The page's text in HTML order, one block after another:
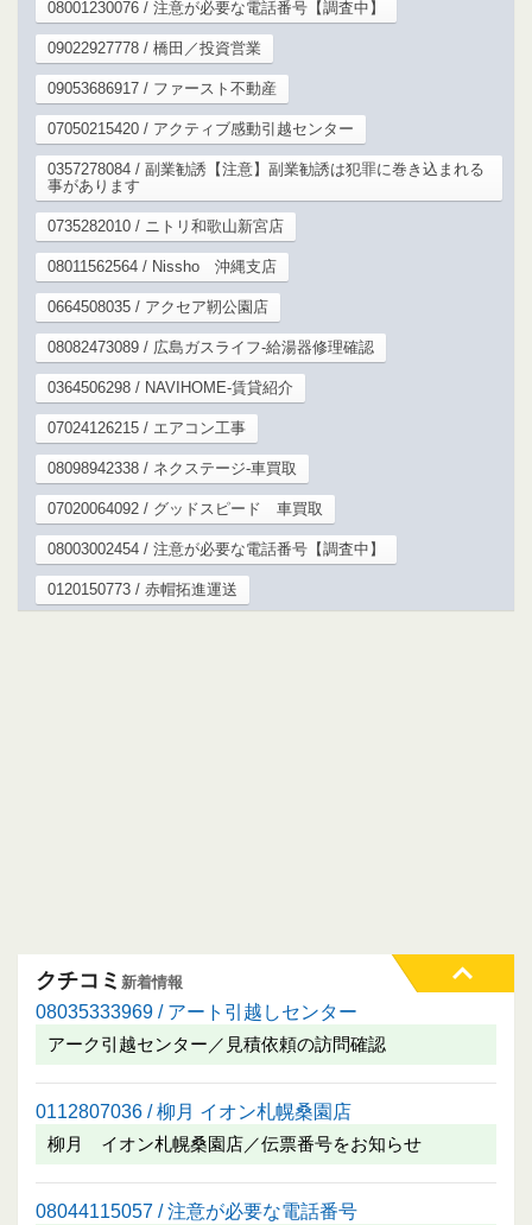
08001230076 / 注意が必要な電話番号【調査中】
09022927778 / 橋田／投資営業
09053686917 / ファースト不動産
07050215420 / アクティブ感動引越センター
0357278084 / 副業勧誘【注意】副業勧誘は犯罪に巻き込まれる
事があります
0735282010 / ニトリ和歌山新宮店
08011562564 / Nissho 沖縄支店
0664508035 / アクセア靭公園店
08082473089 / 広島ガスライフ-給湯器修理確認
0364506298 / NAVIHOME-賃貸紹介
07024126215 / エアコン工事
08098942338 / ネクステージ-車買取
07020064092 / グッドスピード 車買取
08003002454 / 注意が必要な電話番号【調査中】
0120150773 / 赤帽拓進運送
クチコミ 新着情報
08035333969 / アート引越しセンター
アーク引越センター／見積依頼の訪問確認
0112807036 / 柳月 イオン札幌桑園店
柳月 イオン札幌桑園店／伝票番号をお知らせ
08044115057 / 注意が必要な電話番号